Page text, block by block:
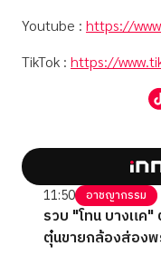
Youtube : https://
TikTok : https://
11:50 อาชญากรรม
รวบ "โทน บางแค"
ตุ๋นขายกล้องส่องพ